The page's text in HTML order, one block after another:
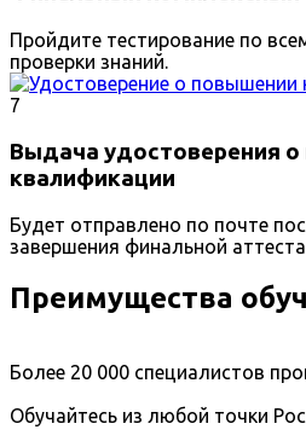
Пройдите тестирование по
проверки знаний.
7
Выдача удостоверения
квалификации
Будет отправлено по почте
завершения финальной
Преимущества
Более 20 000 специалистов
Обучайтесь из любой точки